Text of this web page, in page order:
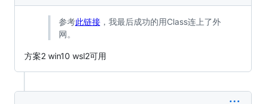
参考此链接，我最后成功的用Class连上了外
网。
方案2 win10 wsl2可用